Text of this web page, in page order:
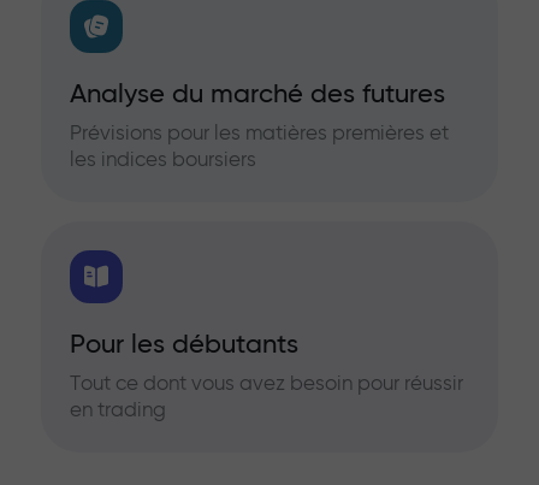
Analyse du marché des futures
Prévisions pour les matières premières et
les indices boursiers
Pour les débutants
Tout ce dont vous avez besoin pour réussir
en trading